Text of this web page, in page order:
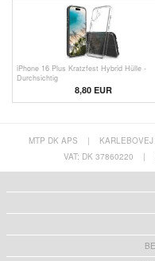
iPhone 16 Plus Kratzfest Hybrid Hülle -
Durchsichtig
8,80 EUR
MTP DK APS | KARLEBOVEJ
VAT: DK 37860220
|